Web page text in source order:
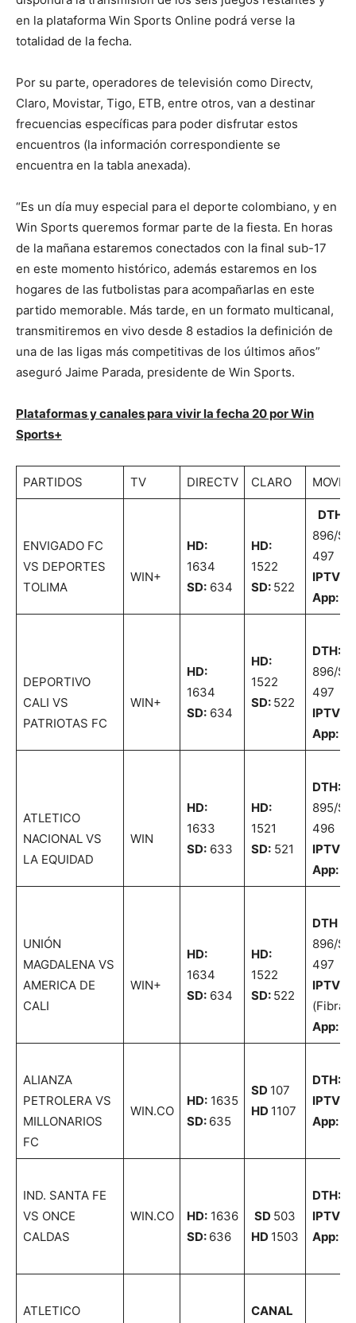
en la plataforma Win Sports Online podrá verse la
totalidad de la fecha.
Por su parte, operadores de televisión como Directv,
Claro, Movistar, Tigo, ETB, entre otros, van a destinar
frecuencias específicas para poder disfrutar estos
encuentros (la información correspondiente se
encuentra en la tabla anexada).
“Es un día muy especial para el deporte colombiano, y en
Win Sports queremos formar parte de la fiesta. En horas
de la mañana estaremos conectados con la final sub-17
en este momento histórico, además estaremos en los
hogares de las futbolistas para acompañarlas en este
partido memorable. Más tarde, en un formato multicanal,
transmitiremos en vivo desde 8 estadios la definición de
una de las ligas más competitivas de los últimos años”
aseguró Jaime Parada, presidente de Win Sports.
Plataformas y canales para vivir la fecha 20 por Win
Sports+
PARTIDOS TV DIRECTV CLARO
ENVIGADO FC
VS DEPORTES
TOLIMA
WIN+
HD:
1634
SD:634
HD:
1522
SD: 522
DTH:
896/
497
IPTV
App:
DEPORTIVO
CALI VS
PATRIOTAS FC
WIN+
HD:
1634
SD:634
HD:
1522
SD: 522
DTH:
896/
497
IPTV
App:
ATLETICO
NACIONAL VS
LA EQUIDAD
WIN
HD:
1633
SD:633
HD:
1521
SD:521
DTH:
895/
496
IPTV:
App:
UNIÓN
MAGDALENA VS
AMERICA DE
CALI
WIN+
HD:
1634
SD:634
HD:
1522
SD: 522
DTH
896/
497
IPTV:
(Fibra
App:
ALIANZA
PETROLERA VS
MILLONARIOS
FC
WIN.CO
HD:1635
SD: 635
SD 107
HD 1107
DTH:
IPTV:
App:
IND. SANTA FE
VS ONCE
CALDAS
WIN.CO HD:1636
SD: 636
SD 503
HD 1503
DTH:
IPTV:
App:
ATLETICO
CANAL